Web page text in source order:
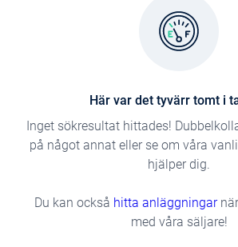
Här var det tyvärr tomt i
Inget sökresultat hittades!
på något annat eller se om våra
hjälper dig.
Du kan också hitta anläggningar
med våra säljare!